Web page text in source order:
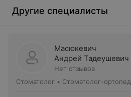
Другие специалисты
Масюкевич
Андрей Тадеушевич
Нет отзывов
Стоматолог • Стоматолог-ортопед